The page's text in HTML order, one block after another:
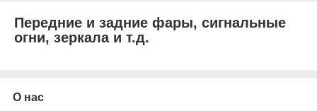
Передние и задние фары, сигнальные
огни, зеркала и т.д.
О нас